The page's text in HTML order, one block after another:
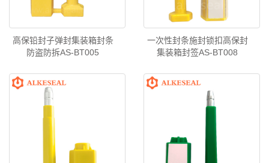
高保铅封子弹封集装箱封条
防盗防拆AS-BT005
一次性封条施封锁扣高保封
集装箱封签AS-BT008